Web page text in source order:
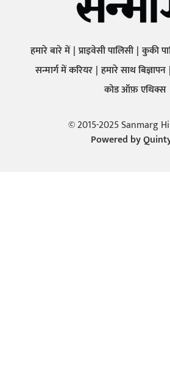
हमारे बारे में प्राइवेसी पालिसी कुकी
सन्मार्ग में करियर हमारे साथ बिज्ञापन
कोड ऑफ़ एथिक्स
© 2015-2025 Sanmarg
Powered by